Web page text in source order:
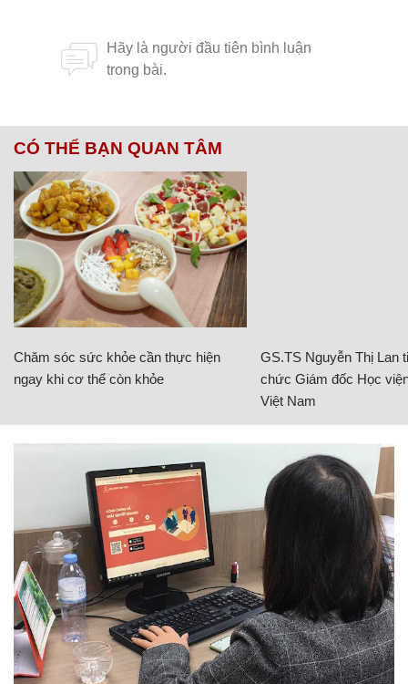
CÓ THỂ BẠN QUAN TÂM
Chăm sóc sức khỏe cần thực hiện
ngay khi cơ thể còn khỏe
GS.TS Nguyễn Thị Lan
chức Giám đốc Học
Việt Nam